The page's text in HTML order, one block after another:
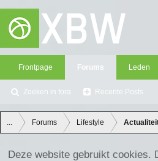
Frontpage Forums
Zoeken in fora Recente Posts
Leden
... Forums Lifestyle
Deze website gebruikt cookies.